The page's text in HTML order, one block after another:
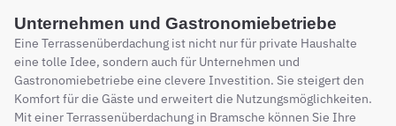
Unternehmen und Gastronomiebetriebe
Eine Terrassenüberdachung ist nicht nur für private Haushalte
eine tolle Idee, sondern auch für Unternehmen und
Gastronomiebetriebe eine clevere Investition. Sie steigert den
Komfort für die Gäste und erweitert die Nutzungsmöglichkeiten.
Mit einer Terrassenüberdachung in Bramsche können Sie Ihre